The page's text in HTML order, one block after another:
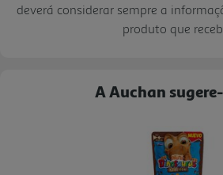
deverá considerar sempre a
produto que
A Auchan